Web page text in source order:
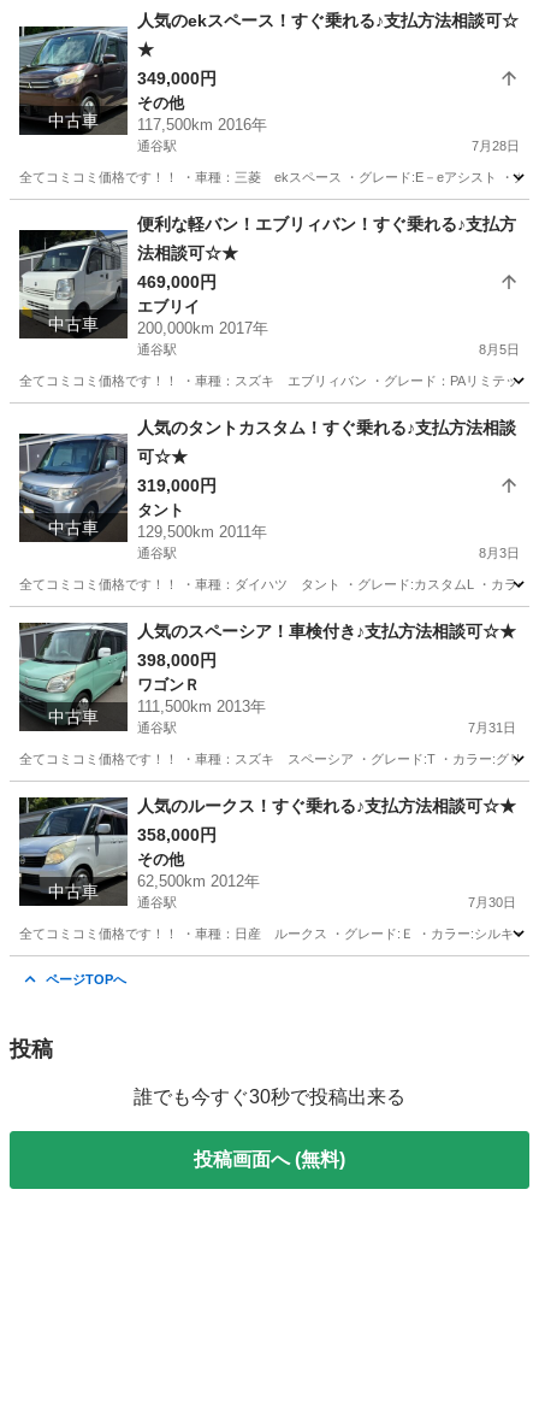
通谷駅 その他 ワゴンR
中古車
人気のekスペース！すぐ乗れる♪支払方法相談可☆
★
349,000円
その他
117,500km 2016年
通谷駅 7月28日
全てコミコミ価格です！！ ・車種：三菱 ekスペース ・グレード:E－eアシスト ・カ
通谷駅 その他 走行距離
中古車
便利な軽バン！エブリィバン！すぐ乗れる♪支払方
法相談可☆★
469,000円
エブリイ
200,000km 2017年
通谷駅 8月5日
全てコミコミ価格です！！ ・車種：スズキ エブリィバン ・グレード：PAリミテッ
通谷駅 エブリイ ワゴンR
中古車
人気のタントカスタム！すぐ乗れる♪支払方法相談
可☆★
319,000円
タント
129,500km 2011年
通谷駅 8月3日
全てコミコミ価格です！！ ・車種：ダイハツ タント ・グレード:カスタムL ・カラ
福岡 中間市 通谷駅
中古車
人気のスペーシア！車検付き♪支払方法相談可☆★
398,000円
ワゴンＲ
111,500km 2013年
通谷駅 7月31日
全てコミコミ価格です！！ ・車種：スズキ スペーシア ・グレード:T ・カラー:グリ
福岡 中間市 通谷駅 ワゴンＲ スペーシア
中古車
人気のルークス！すぐ乗れる♪支払方法相談可☆★
358,000円
その他
62,500km 2012年
通谷駅 7月30日
全てコミコミ価格です！！ ・車種：日産 ルークス ・グレード:Ｅ ・カラー:シルキー
ページTOPへ
投稿
誰でも今すぐ30秒で投稿出来る
投稿画面へ (無料)